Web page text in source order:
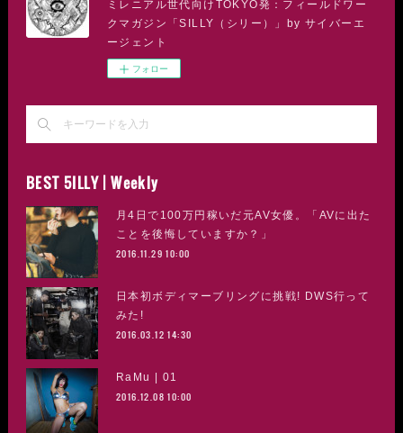
ミレニアル世代向けTOKYO発：フィールドワー
クマガジン「SILLY（シリー）」by サイバーエ
ージェント
フォロー
BEST 5ILLY | Weekly
月4日で100万円稼いだ元AV女優。「AVに出た
ことを後悔していますか？」
2016.11.29 10:00
日本初ボディマーブリングに挑戦! DWS行って
みた!
2016.03.12 14:30
RaMu | 01
2016.12.08 10:00